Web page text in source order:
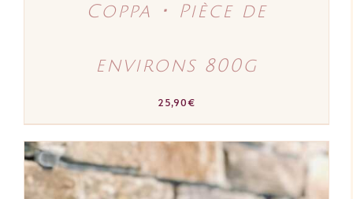
Coppa ･ Pièce de
environs 800g
25,90€